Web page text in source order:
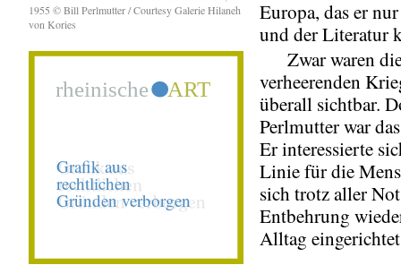
1955 © Bill Perlmutter / Courtesy Galerie Hilaneh
von Kories
Europa, das er
und der Literatur
Zwar waren
verheerenden
überall sichtbar.
Perlmutter war
Er interessierte
Linie für die
sich trotz aller
Entbehrung
Alltag